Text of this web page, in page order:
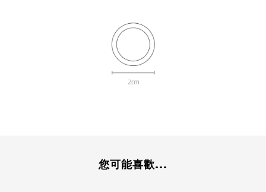
您可能喜歡...